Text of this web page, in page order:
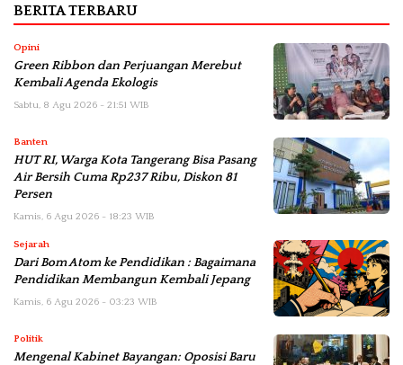
BERITA TERBARU
Opini
Green Ribbon dan Perjuangan Merebut
Kembali Agenda Ekologis
Sabtu, 8 Agu 2026 - 21:51 WIB
Banten
HUT RI, Warga Kota Tangerang Bisa Pasang
Air Bersih Cuma Rp237 Ribu, Diskon 81
Persen
Kamis, 6 Agu 2026 - 18:23 WIB
Sejarah
Dari Bom Atom ke Pendidikan : Bagaimana
Pendidikan Membangun Kembali Jepang
Kamis, 6 Agu 2026 - 03:23 WIB
Politik
Mengenal Kabinet Bayangan: Oposisi Baru